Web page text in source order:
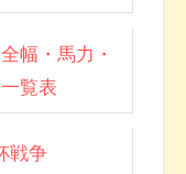
幅・馬力・
覧表
戦争